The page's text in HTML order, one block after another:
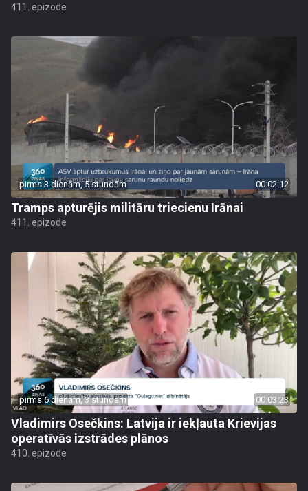
411. epizode
pirms 3 dienām, 5 stundām 00:02:12
Tramps apturējis militāru triecienu Irānai
411. epizode
pirms 6 dienām, 3 stundām 00:03:23
Vladimirs Osečkins: Latvija ir iekļauta Krievijas
operatīvās izstrādes plānos
410. epizode